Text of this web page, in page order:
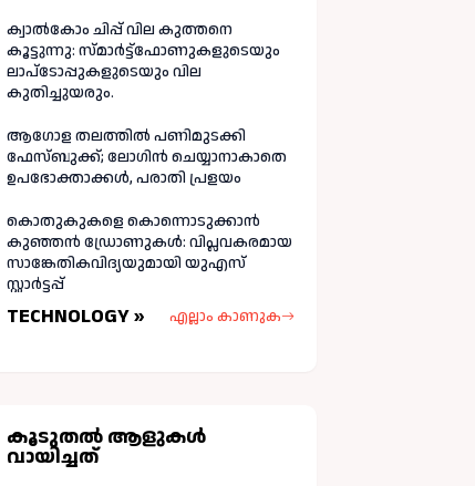
ക്വാൽകോം ചിപ്പ് വില കുത്തനെ
കൂട്ടുന്നു: സ്മാർട്ട്ഫോണുകളുടെയും
ലാപ്ടോപ്പുകളുടെയും വില
കുതിച്ചുയരും.
ആഗോള തലത്തിൽ പണിമുടക്കി
ഫേസ്ബുക്ക്; ലോഗിന്‍ ചെയ്യാനാകാതെ
ഉപഭോക്താക്കള്‍, പരാതി പ്രളയം
കൊതുകുകളെ കൊന്നൊടുക്കാൻ
കുഞ്ഞൻ ഡ്രോണുകൾ: വിപ്ലവകരമായ
സാങ്കേതികവിദ്യയുമായി യുഎസ്
സ്റ്റാർട്ടപ്പ്
TECHNOLOGY » എല്ലാം കാണുക
കൂടുതല്‍ ആളുകള്‍
വായിച്ചത്